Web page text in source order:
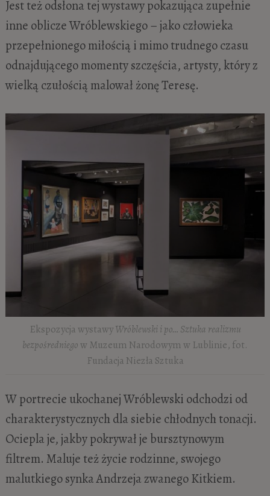
Jest też odsłona tej wystawy pokazująca zupełnie
inne oblicze Wróblewskiego – jako człowieka
przepełnionego miłością i mimo trudnego czasu
odnajdującego momenty szczęścia, artysty, który z
wielką czułością malował żonę Teresę.
Ekspozycja wystawyWróblewski i po… Sztuka realizmu
bezpośredniegow Muzeum Narodowym w Lublinie, fot.
Fundacja Niezła Sztuka
W portrecie ukochanej Wróblewski odchodzi od
charakterystycznych dla siebie chłodnych tonacji.
Ociepla je, jakby pokrywał je bursztynowym
filtrem. Maluje też życie rodzinne, swojego
malutkiego synka Andrzeja zwanego Kitkiem.